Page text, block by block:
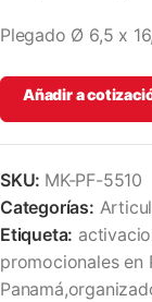
Plegado Ø 6,5 x
Añadir a
SKU: MK-PF-5510
Categorías:
Etiqueta:
promocionales en